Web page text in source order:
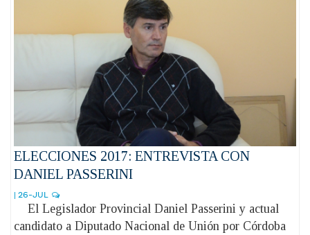
ELECCIONES 2017: ENTREVISTA CON
DANIEL PASSERINI
| 26-JUL
El Legislador Provincial Daniel Passerini y actual
candidato a Diputado Nacional de Unión por Córdoba